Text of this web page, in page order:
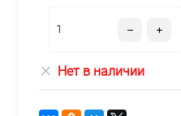
Нет в наличии